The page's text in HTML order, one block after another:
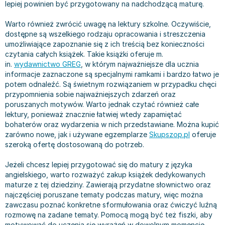
Książki: Prawo konstytucyjne
Książki: Prawo międzynarodowe
Książki: Prawo - orzecznictwo
Książki: Prawo pracy
Książki: Prawo Unii Europejskiej
Teksty aktów prawnych
Książki medyczne i naukowe
Chemia - książki
Książki o fizyce i astronomii
Geografia - książki
Inne
Książki do matematyki
Książki medyczne
Książki do nauk przyrodniczych
Technika, inżynieria, technologia - książki, podręczniki -
nauki ścisłe
Książki do nauk społecznych i humanistycznych
Książki: Film, muzyka, teatr
Książki: Historia sztuki
Książki o architekturze
Książki: Sztuka użytkowa
Książki: Sztuki wizualne
Inne
Książki dla dzieci 3-5 lat
Książki: bajki dla dzieci 3-5 lat
Kolorowanki i książki do naklejania 3-5 lat
Książki do nauki języków obcych 3-5 lat
Książki do nauki pisania i liczenia 3-5 lat
Książki grające, z puzzlami i magnesami 3-5 lat
Kreatywne i aktywizujące książki dla dzieci 3-5 lat
Poznawanie świata dla dzieci 3-5 lat - książki
Książki o zainteresowaniach dla dzieci 3-5 lat
Książki dla dzieci 6-8 lat
Książki do nauki czytania 6-8 lat
Książki do nauki języków obcych 6-8 lat
Książki do nauki pisania i liczenia 6-8 lat
Kreatywne i aktywizujące książki dla dzieci 6-8 lat
Literatura dla dzieci 6-8 lat
Poznawanie świata dla dzieci 6-8 lat - książki
Książki o zainteresowaniach dla dzieci 6-8 lat
Książki: Zdrowie
Kuchnia i diety - książki
Autorskie książki kucharskie
Ciasta, desery, wypieki - książki
Diety, zdrowe żywienie - książki
Książki kucharskie
Kuchnia polska - książki
Napoje - książki
Książki: Poradniki
Inne
Książki: Dom, ogród - poradniki
Książki: Hobby - poradniki
Książki: Moda, uroda, savoir vivre - poradniki
Książki pamiątkowe
Pozostałe książki
Dean Koontz
Andrzej Sapkowski
Stephenie Meyer
Robert Ludlum
Maria Czubaszek
Nora Roberts
Mario Vargas Llosa
Katarzyna Grochola
Ewa Nowak
Robin Cook
Carlos Ruiz Zafon
Konrad Gaca
Jerzy Zięba
Jodi Picoult
Dorota Terakowska
Abbi Glines
Alfred Szklarski
lepiej powinien być przygotowany na nadchodzącą maturę.
Warto również zwrócić uwagę na lektury szkolne. Oczywiście,
dostępne są wszelkiego rodzaju opracowania i streszczenia
umożliwiające zapoznanie się z ich treścią bez konieczności
czytania całych książek. Takie książki oferuje m.
in. wydawnictwo GREG , w którym najważniejsze dla ucznia
informacje zaznaczone są specjalnymi ramkami i bardzo łatwo je
potem odnaleźć. Są świetnym rozwiązaniem w przypadku chęci
przypomnienia sobie najważniejszych zdarzeń oraz
poruszanych motywów. Warto jednak czytać również całe
lektury, ponieważ znacznie łatwiej wtedy zapamiętać
bohaterów oraz wydarzenia w nich przedstawiane. Można kupić
zarówno nowe, jak i używane egzemplarze Skupszop.pl oferuje
szeroką ofertę dostosowaną do potrzeb.
Jeżeli chcesz lepiej przygotować się do matury z języka
angielskiego, warto rozważyć zakup książek dedykowanych
maturze z tej dziedziny. Zawierają przydatne słownictwo oraz
najczęściej poruszane tematy podczas matury, więc można
zawczasu poznać konkretne sformułowania oraz ćwiczyć luźną
rozmowę na zadane tematy. Pomocą mogą być też fiszki, aby